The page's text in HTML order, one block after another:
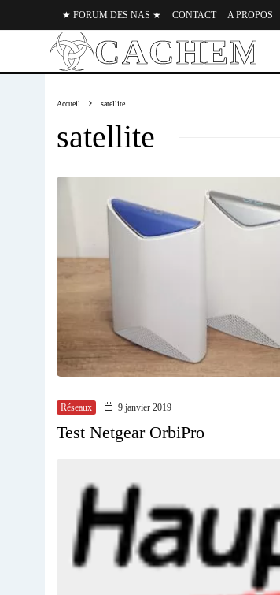
★ FORUM DES NAS ★ CONTACT A PROPOS
Accueil satellite
satellite
Réseaux 9 janvier 2019
Test Netgear OrbiPro